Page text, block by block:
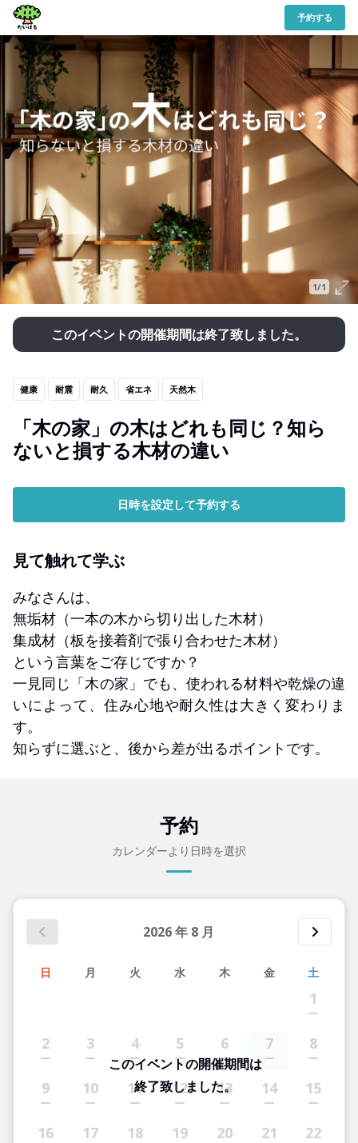
予約する
1/1
このイベントの開催期間は終了致しました。
健康 耐震 耐久 省エネ 天然木
「木の家」の木はどれも同じ？知ら
ないと損する木材の違い
日時を設定して予約する
見て触れて学ぶ
みなさんは、
無垢材（一本の木から切り出した木材）
集成材（板を接着剤で張り合わせた木材）
という言葉をご存じですか？
一見同じ「木の家」でも、使われる材料や乾燥の違
いによって、住み心地や耐久性は大きく変わりま
す。
知らずに選ぶと、後から差が出るポイントです。
予約
カレンダーより日時を選択
2026年 8 月
日 月 火 水 木 金 土
1
2 3 4 5 6 7 8
9 10 11 12 13 14 15
16 17 18 19 20 21 22
このイベントの開催期間は
終了致しました。